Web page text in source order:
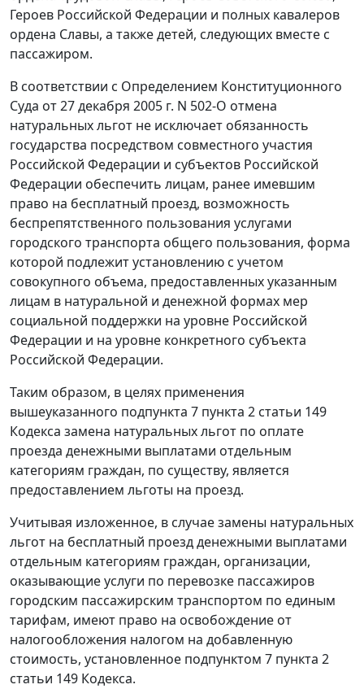
Героев Российской Федерации и полных кавалеров
ордена Славы, а также детей, следующих вместе с
пассажиром.
В соответствии с Определением Конституционного
Суда от 27 декабря 2005 г. N 502-О отмена
натуральных льгот не исключает обязанность
государства посредством совместного участия
Российской Федерации и субъектов Российской
Федерации обеспечить лицам, ранее имевшим
право на бесплатный проезд, возможность
беспрепятственного пользования услугами
городского транспорта общего пользования, форма
которой подлежит установлению с учетом
совокупного объема, предоставленных указанным
лицам в натуральной и денежной формах мер
социальной поддержки на уровне Российской
Федерации и на уровне конкретного субъекта
Российской Федерации.
Таким образом, в целях применения
вышеуказанного подпункта 7 пункта 2 статьи 149
Кодекса замена натуральных льгот по оплате
проезда денежными выплатами отдельным
категориям граждан, по существу, является
предоставлением льготы на проезд.
Учитывая изложенное, в случае замены натуральных
льгот на бесплатный проезд денежными выплатами
отдельным категориям граждан, организации,
оказывающие услуги по перевозке пассажиров
городским пассажирским транспортом по единым
тарифам, имеют право на освобождение от
налогообложения налогом на добавленную
стоимость, установленное подпунктом 7 пункта 2
статьи 149 Кодекса.